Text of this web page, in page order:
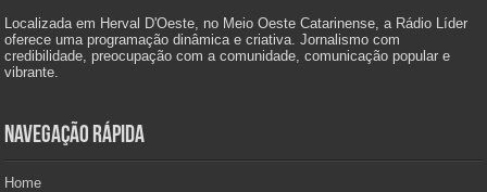
Localizada em Herval D'Oeste, no Meio Oeste Catarinense, a Rádio Líder
oferece uma programação dinâmica e criativa. Jornalismo com
credibilidade, preocupação com a comunidade, comunicação popular e
vibrante.
Navegação Rápida
Home